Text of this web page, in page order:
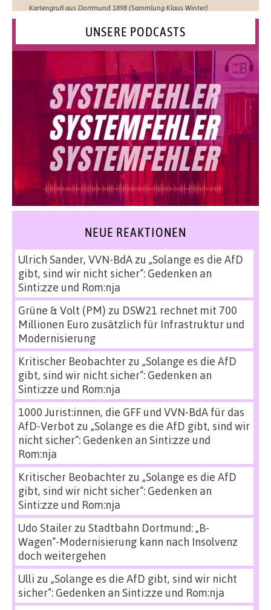
Kartengruß aus Dortmund 1898 (Sammlung Klaus Winter)
UNSERE PODCASTS
NEUE REAKTIONEN
Ulrich Sander, VVN-BdAzu „Solange es die AfD
gibt, sind wir nicht sicher“: Gedenken an
Sinti:zze und Rom:nja
Grüne & Volt (PM) zu DSW21 rechnet mit 700
Millionen Euro zusätzlich für Infrastruktur und
Modernisierung
Kritischer Beobachterzu „Solange es die AfD
gibt, sind wir nicht sicher“: Gedenken an
Sinti:zze und Rom:nja
1000 Jurist:innen, die GFF und VVN-BdA für das
AfD-Verbot zu „Solange es die AfD gibt, sind wir
nicht sicher“: Gedenken an Sinti:zze und
Rom:nja
Kritischer Beobachterzu „Solange es die AfD
gibt, sind wir nicht sicher“: Gedenken an
Sinti:zze und Rom:nja
Udo Stailerzu Stadtbahn Dortmund: „B-
Wagen“-Modernisierung kann nach Insolvenz
doch weitergehen
Ulli zu „Solange es die AfD gibt, sind wir nicht
sicher“: Gedenken an Sinti:zze und Rom:nja